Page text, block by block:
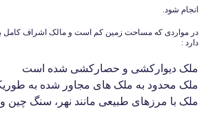
انجام شود.
در مواردی که مساحت زمین کم است و مالک اشراف کامل به
دارد :
ملک دیوارکشی و حصارکشی شده است
ملک محدود به ملک های مجاور شده به
ملک با مرزهای طبیعی مانند نهر، سنگ چین